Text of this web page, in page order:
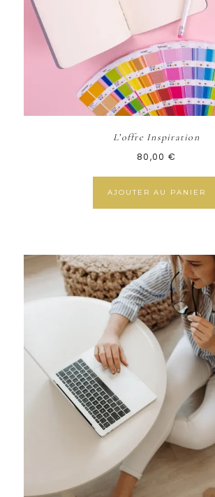
L’offre Inspiration
80,00 €
AJOUTER AU PANIER